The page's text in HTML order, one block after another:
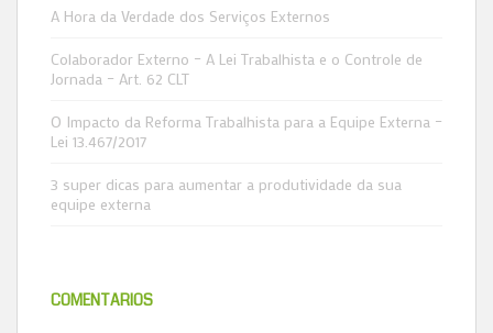
A Hora da Verdade dos Serviços Externos
Colaborador Externo – A Lei Trabalhista e o Controle de
Jornada – Art. 62 CLT
O Impacto da Reforma Trabalhista para a Equipe Externa –
Lei 13.467/2017
3 super dicas para aumentar a produtividade da sua
equipe externa
COMENTÁRIOS